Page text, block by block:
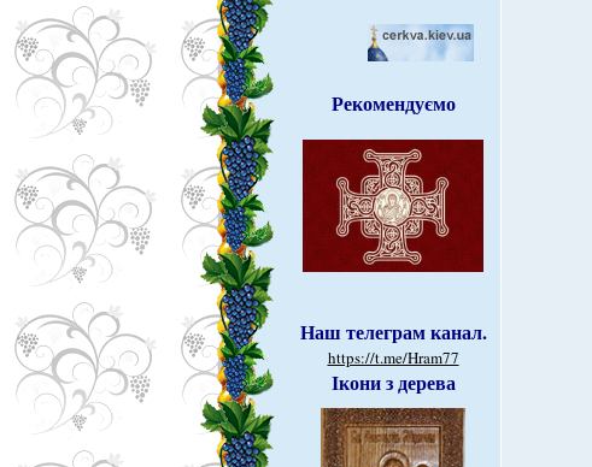
Рекомендуємо
Наш телеграм канал.
https://t.me/Hram77
Ікони з дерева